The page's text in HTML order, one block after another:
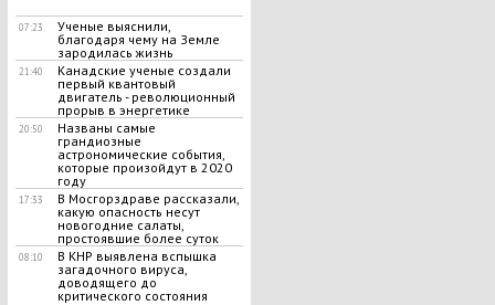
07:23
Ученые выяснили,
благодаря чему на Земле
зародилась жизнь
21:40
Канадские ученые создали
первый квантовый
двигатель - революционный
прорыв в энергетике
20:50
Названы самые
грандиозные
астрономические события,
которые произойдут в 2020
году
17:33
В Мосгорздраве рассказали,
какую опасность несут
новогодние салаты,
простоявшие более суток
08:10
В КНР выявлена вспышка
загадочного вируса,
доводящего до
критического состояния